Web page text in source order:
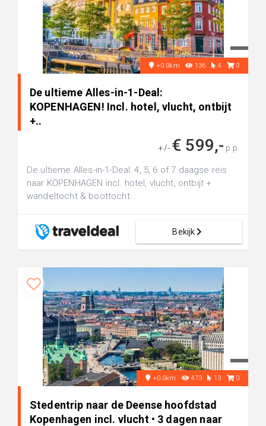
+0.0km 136 4 0
De ultieme Alles-in-1-Deal:
KOPENHAGEN! Incl. hotel, vlucht, ontbijt
+..
+/- € 599,- p.p.
De ultieme Alles-in-1-Deal: 4, 5, 6 of 7 daagse reis
naar KOPENHAGEN incl. hotel, vlucht, ontbijt +
wandeltocht & boottocht...
Bekijk
+0.0km 473 13 0
Stedentrip naar de Deense hoofdstad
Kopenhagen incl. vlucht • 3 dagen naar